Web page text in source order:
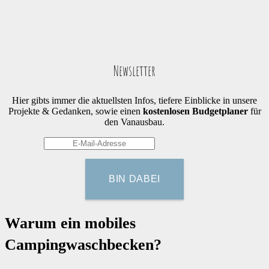
Newsletter
Hier gibts immer die aktuellsten Infos, tiefere Einblicke in unsere
Projekte & Gedanken, sowie einen kostenlosen Budgetplanerfür
den Vanausbau.
Warum ein mobiles
Campingwaschbecken?